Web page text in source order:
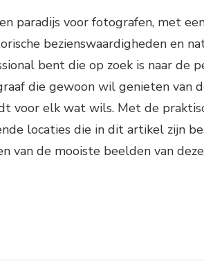
paradijs voor fotografen, met
bezienswaardigheden en
bent die op zoek is naar de
die gewoon wil genieten van
voor elk wat wils. Met de
locaties die in dit artikel zijn
van de mooiste beelden van